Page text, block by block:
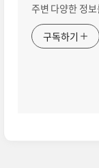
주변 다양한 정
구독하기